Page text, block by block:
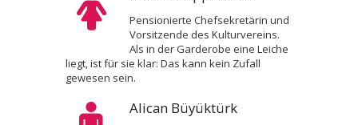
Pensionierte Chefsekretärin und
Vorsitzende des Kulturvereins.
Als in der Garderobe eine Leiche
liegt, ist für sie klar: Das kann kein Zufall
gewesen sein.
Alican Büyüktürk